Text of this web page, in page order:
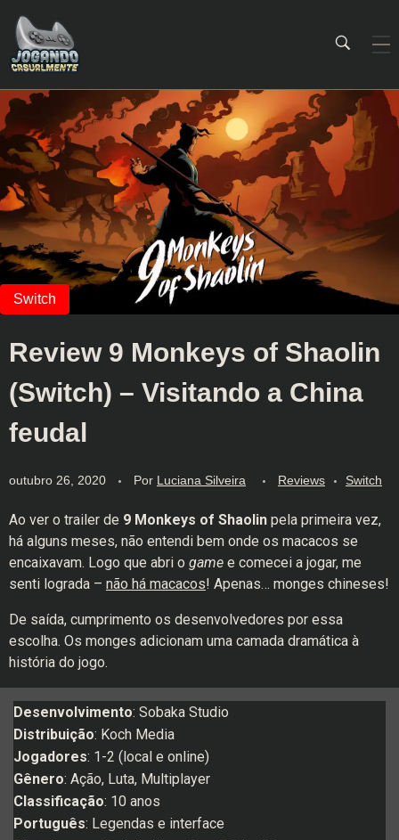
Review 9 Monkeys of Shaolin
(Switch) – Visitando a China
feudal
outubro 26, 2020 Por Luciana Silveira Reviews Switch
Ao ver o trailer de 9 Monkeys of Shaolin pela primeira vez,
há alguns meses, não entendi bem onde os macacos se
encaixavam. Logo que abri o game e comecei a jogar, me
senti lograda – não há macacos! Apenas… monges chineses!
De saída, cumprimento os desenvolvedores por essa
escolha. Os monges adicionam uma camada dramática à
história do jogo.
Desenvolvimento: Sobaka Studio
Distribuição: Koch Media
Jogadores: 1-2 (local e online)
Gênero: Ação, Luta, Multiplayer
Classificação: 10 anos
Português: Legendas e interface